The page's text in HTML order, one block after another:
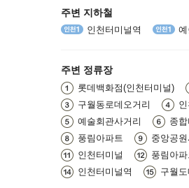
주변 지하철
인천터미널역
주변 정류장
롯데백화점(인천터미널)
구월동로데오거리
예술회관사거리
종
풍림아파트
중앙공
인천터미널
풍림아파
인천터미널역
구월